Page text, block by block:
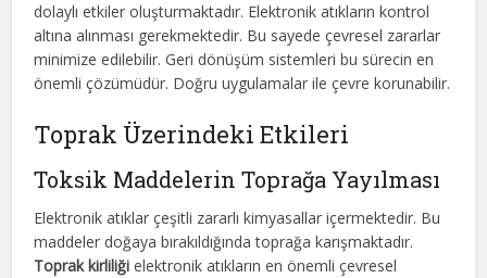
dolaylı etkiler oluşturmaktadır. Elektronik atıkların kontrol
altına alınması gerekmektedir. Bu sayede çevresel zararlar
minimize edilebilir. Geri dönüşüm sistemleri bu sürecin en
önemli çözümüdür. Doğru uygulamalar ile çevre korunabilir.
Toprak Üzerindeki Etkileri
Toksik Maddelerin Toprağa Yayılması
Elektronik atıklar çeşitli zararlı kimyasallar içermektedir. Bu
maddeler doğaya bırakıldığında toprağa karışmaktadır.
Toprak kirliliği elektronik atıkların en önemli çevresel